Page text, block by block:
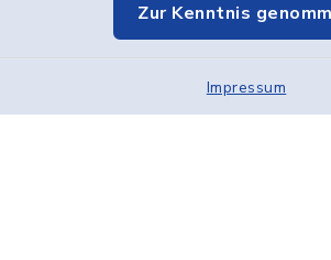
Zur Kenntnis
Impressum
Elektronische
Sitemap